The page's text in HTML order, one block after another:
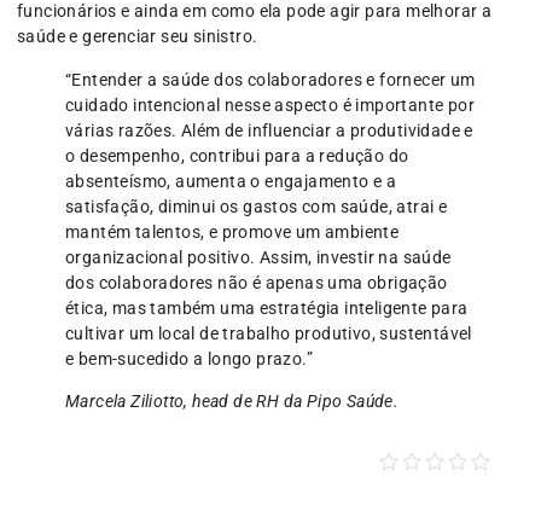
funcionários e ainda em como ela pode agir para melhorar a
saúde e gerenciar seu sinistro.
“Entender a saúde dos colaboradores e fornecer um
cuidado intencional nesse aspecto é importante por
várias razões. Além de influenciar a produtividade e
o desempenho, contribui para a redução do
absenteísmo, aumenta o engajamento e a
satisfação, diminui os gastos com saúde, atrai e
mantém talentos, e promove um ambiente
organizacional positivo. Assim, investir na saúde
dos colaboradores não é apenas uma obrigação
ética, mas também uma estratégia inteligente para
cultivar um local de trabalho produtivo, sustentável
e bem-sucedido a longo prazo.”
Marcela Ziliotto, head de RH da Pipo Saúde.